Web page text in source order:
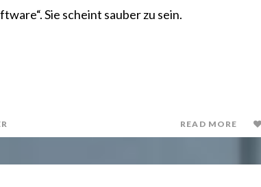
Sie scheint sauber zu sein.
READ MORE